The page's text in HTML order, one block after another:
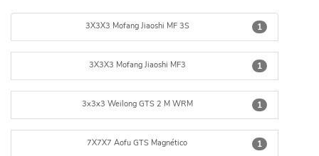
1
3X3X3 Mofang Jiaoshi MF 3S
1
3X3X3 Mofang Jiaoshi MF3
1
3x3x3 Weilong GTS 2 M WRM
1
7X7X7 Aofu GTS Magnético